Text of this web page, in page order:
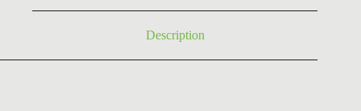
Description